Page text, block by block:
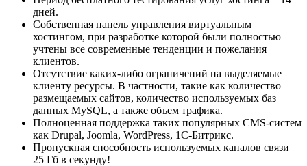
дней.
Собственная панель управления виртуальным
хостингом, при разработке которой были полностью
учтены все современные тенденции и пожелания
клиентов.
Отсутствие каких-либо ограничений на выделяемые
клиенту ресурсы. В частности, такие как количество
размещаемых сайтов, количество используемых баз
данных MySQL, а также объем трафика.
Полноценная поддержка таких популярных CMS-систем
как Drupal, Joomla, WordPress, 1C-Битрикс.
Пропускная способность используемых каналов связи
25 Гб в секунду!